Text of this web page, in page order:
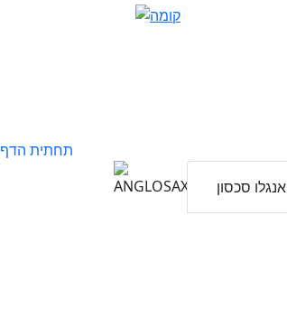
תחתית הדף
אנגלו סכסון